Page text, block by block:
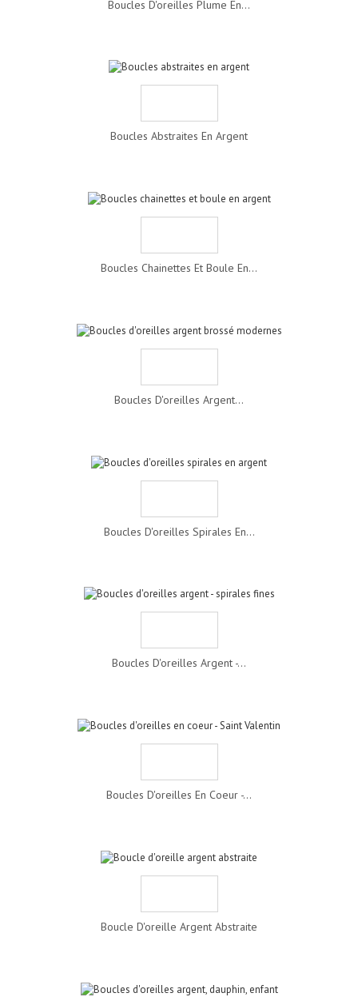
Boucles D'oreilles Plume En...
Boucles Abstraites En Argent
Boucles Chainettes Et Boule En...
Boucles D'oreilles Argent...
Boucles D'oreilles Spirales En...
Boucles D'oreilles Argent -...
Boucles D'oreilles En Coeur -...
Boucle D'oreille Argent Abstraite